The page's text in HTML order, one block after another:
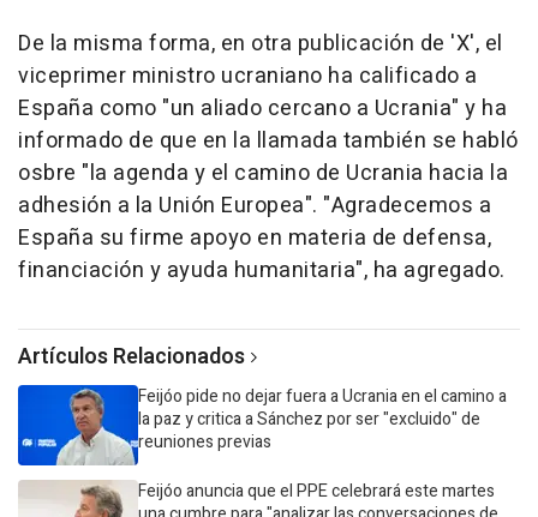
De la misma forma, en otra publicación de 'X', el
viceprimer ministro ucraniano ha calificado a
España como "un aliado cercano a Ucrania" y ha
informado de que en la llamada también se habló
osbre "la agenda y el camino de Ucrania hacia la
adhesión a la Unión Europea". "Agradecemos a
España su firme apoyo en materia de defensa,
financiación y ayuda humanitaria", ha agregado.
Artículos Relacionados
Feijóo pide no dejar fuera a Ucrania en el camino a
la paz y critica a Sánchez por ser "excluido" de
reuniones previas
Feijóo anuncia que el PPE celebrará este martes